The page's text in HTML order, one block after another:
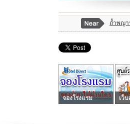
ถ้ำพญ
จองโรงแรม เว็